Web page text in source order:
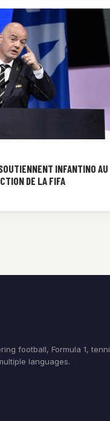
INFANTINO AU
DE LA FIFA
football, Formula 1,
languages.